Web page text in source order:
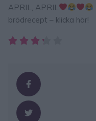
APRIL, APRIL
brödrecept – klicka här!